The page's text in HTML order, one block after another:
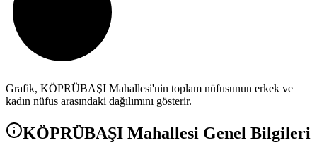
Grafik, KÖPRÜBAŞI Mahallesi'nin toplam nüfusunun erkek ve
kadın nüfus arasındaki dağılımını gösterir.
KÖPRÜBAŞI Mahallesi Genel Bilgileri